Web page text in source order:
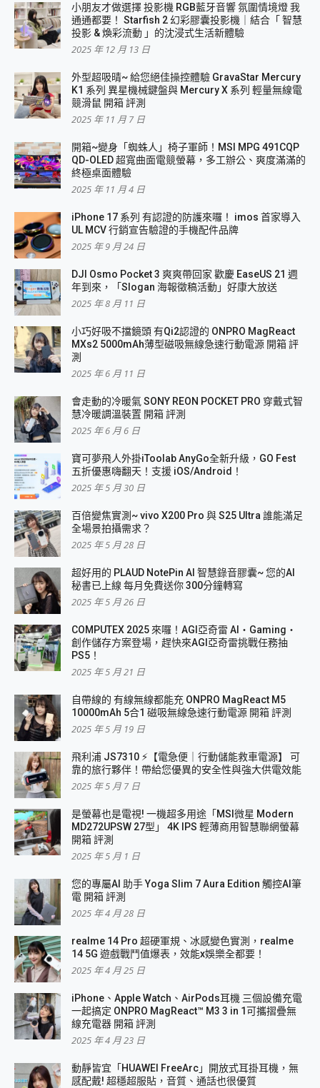
小朋友才做選擇 投影機 RGB藍牙音響 氛圍情境燈 我
通通都要！ Starfish 2 幻彩膠囊投影機｜結合「 智慧
投影 & 煥彩流動 」的沈浸式生活新體驗
2025 年 12 月 13 日
外型超吸晴~ 給您絕佳操控體驗 GravaStar Mercury
K1 系列 異星機械鍵盤與 Mercury X 系列 輕量無線電
競滑鼠 開箱 評測
2025 年 11 月 7 日
開箱~變身「蜘蛛人」椅子軍師！MSI MPG 491CQP
QD-OLED 超寬曲面電競螢幕，多工辦公、爽度滿滿的
終極桌面體驗
2025 年 11 月 4 日
iPhone 17 系列 有認證的防護來囉！ imos 首家導入
UL MCV 行銷宣告驗證的手機配件品牌
2025 年 9 月 24 日
DJI Osmo Pocket 3 爽爽帶回家 歡慶 EaseUS 21 週
年到來，「Slogan 海報徵稿活動」好康大放送
2025 年 8 月 11 日
小巧好吸不擋鏡頭 有Qi2認證的 ONPRO MagReact
MXs2 5000mAh薄型磁吸無線急速行動電源 開箱 評
測
2025 年 6 月 11 日
會走動的冷暖氣 SONY REON POCKET PRO 穿戴式智
慧冷暖調溫裝置 開箱 評測
2025 年 6 月 6 日
寶可夢飛人外掛iToolab AnyGo全新升級，GO Fest
五折優惠嗨翻天！支援 iOS/Android！
2025 年 5 月 30 日
百倍變焦實測~ vivo X200 Pro 與 S25 Ultra 誰能滿足
全場景拍攝需求？
2025 年 5 月 28 日
超好用的 PLAUD NotePin AI 智慧錄音膠囊~ 您的AI
秘書已上線 每月免費送你 300分鐘轉寫
2025 年 5 月 26 日
COMPUTEX 2025 來囉！AGI亞奇雷 AI・Gaming・
創作儲存方案登場，趕快來AGI亞奇雷挑戰任務抽
PS5！
2025 年 5 月 21 日
自帶線的 有線無線都能充 ONPRO MagReact M5
10000mAh 5合1 磁吸無線急速行動電源 開箱 評測
2025 年 5 月 19 日
飛利浦 JS7310 ⚡【電急便｜行動儲能救車電源】 可
靠的旅行夥伴！帶給您優異的安全性與強大供電效能
2025 年 5 月 7 日
是螢幕也是電視! 一機超多用途「MSI微星 Modern
MD272UPSW 27型」 4K IPS 輕薄商用智慧聯網螢幕
開箱 評測
2025 年 5 月 1 日
您的專屬AI 助手 Yoga Slim 7 Aura Edition 觸控AI筆
電 開箱 評測
2025 年 4 月 28 日
realme 14 Pro 超硬軍規、冰感變色實測，realme
14 5G 遊戲戰鬥值爆表，效能x娛樂全都要！
2025 年 4 月 25 日
iPhone、Apple Watch、AirPods耳機 三個設備充電
一起搞定 ONPRO MagReact™ M3 3 in 1可攜摺疊無
線充電器 開箱 評測
2025 年 4 月 23 日
動靜皆宜「HUAWEI FreeArc」開放式耳掛耳機，無
感配戴! 超穩超服貼，音質、通話也很優質